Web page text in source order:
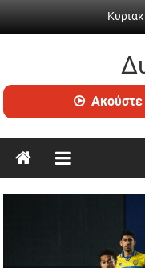
Ραδιόφωνο
•
ενημέρωση
Ακούστε